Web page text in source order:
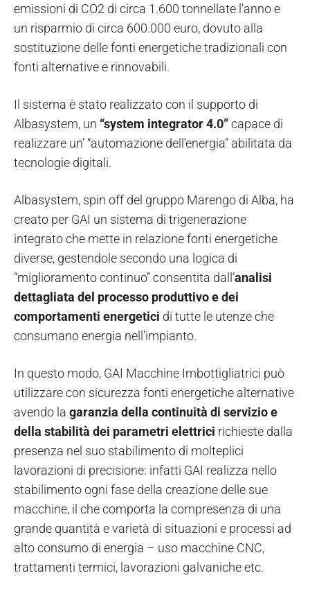
emissioni di CO2 di circa 1.600 tonnellate l’anno e
un risparmio di circa 600.000 euro, dovuto alla
sostituzione delle fonti energetiche tradizionali con
fonti alternative e rinnovabili.
Il sistema è stato realizzato con il supporto di
Albasystem, un “system integrator 4.0”capace di
realizzare un’ “automazione dell’energia” abilitata da
tecnologie digitali.
Albasystem, spin off del gruppo Marengo di Alba, ha
creato per GAI un sistema di trigenerazione
integrato che mette in relazione fonti energetiche
diverse, gestendole secondo una logica di
“miglioramento continuo” consentita dall’analisi
dettagliata del processo produttivo e dei
comportamenti energetici di tutte le utenze che
consumano energia nell’impianto.
In questo modo, GAI Macchine Imbottigliatrici può
utilizzare con sicurezza fonti energetiche alternative
avendo la garanzia della continuità di servizio e
della stabilità dei parametri elettrici richieste dalla
presenza nel suo stabilimento di molteplici
lavorazioni di precisione: infatti GAI realizza nello
stabilimento ogni fase della creazione delle sue
macchine, il che comporta la compresenza di una
grande quantità e varietà di situazioni e processi ad
alto consumo di energia – uso macchine CNC,
trattamenti termici, lavorazioni galvaniche etc.